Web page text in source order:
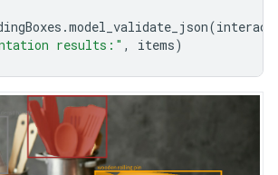
.model_validate_json(
results:" , items)